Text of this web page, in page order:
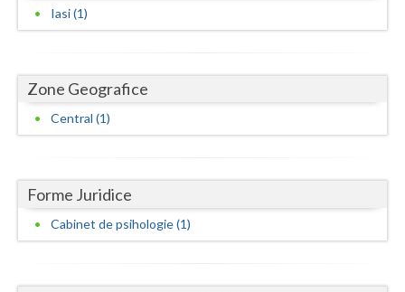
Ialomita
Ilfov
Mures
Neamt
Iasi (1)
Zone Geografice
Central (1)
Forme Juridice
Cabinet de psihologie (1)